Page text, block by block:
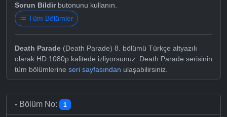
Sorun Bildirbutonunu kullanın.
Tüm Bölümler
Death Parade (Death Parade) 8. bölümü Türkçe altyazılı
olarak HD 1080p kalitede izliyorsunuz. Death Parade serisinin
tüm bölümlerine seri sayfasından ulaşabilirsiniz.
- Bölüm No: 1